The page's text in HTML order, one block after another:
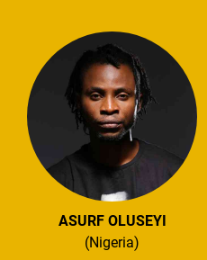
ASURF OLUSEYI
(Nigeria)